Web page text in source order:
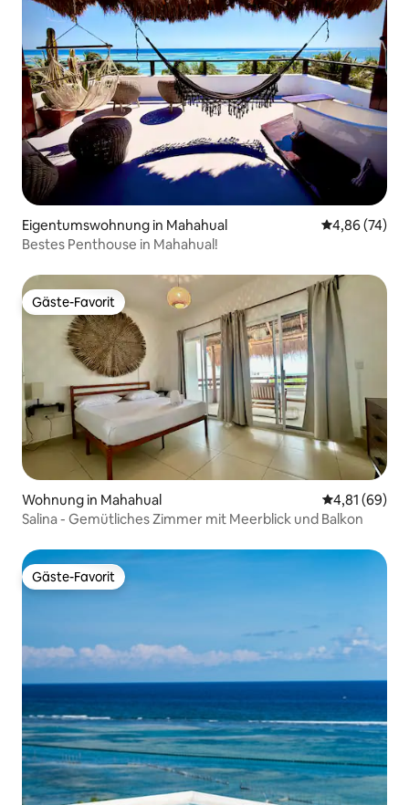
Eigentumswohnung in Mahahual
4,86 (74)
Bestes Penthouse in Mahahual!
Gäste-Favorit
Gäste-Favorit
Wohnung in Mahahual
4,81 (69)
Salina - Gemütliches Zimmer mit Meerblick und Balkon
Gäste-Favorit
Gäste-Favorit